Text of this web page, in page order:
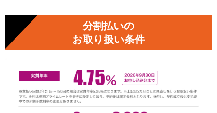
分割払いの
お取り扱い条件